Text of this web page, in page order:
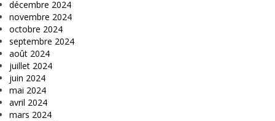
décembre 2024
novembre 2024
octobre 2024
septembre 2024
août 2024
juillet 2024
juin 2024
mai 2024
avril 2024
mars 2024